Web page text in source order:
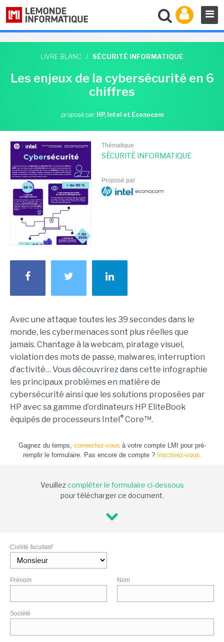
LIVRE BLANC / SÉCURITÉ INFORMATIQUE
Les enjeux de la cybersécurité en 6
chiffres
proposé par HP, Intel et Econocom
Thématique
SÉCURITÉ INFORMATIQUE
Proposé par
Avec une attaque toutes les 39 secondes dans le
monde, les cybermenaces sont plus réelles que
jamais. Chantage à la webcam, piratage visuel,
violation des mots de passe, malwares, interruption
d’activité… Vous découvrirez dans cette infographie
les principaux problèmes en matière de
cybersécurité ainsi que les solutions proposées par
HP avec sa gamme d’ordinateurs HP EliteBook
équipés de processeurs Intel® Core™.
Gagnez du temps, connectez-vous à votre compte LMI pour pré-
remplir le formulaire. Pas encore de compte ? Inscrivez-vous.
Veuillezcompléter le formulaire ci-dessous
pour télécharger ce document.
Civilité facultatif
Prénom Nom
Société